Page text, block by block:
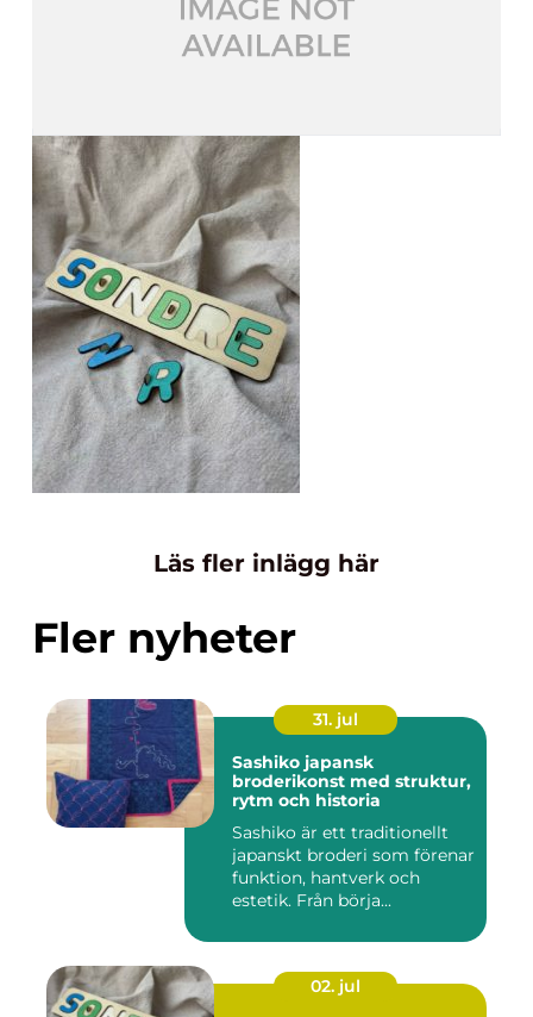
Läs fler inlägg här
Fler nyheter
31. jul
Sashiko japansk
broderikonst med struktur,
rytm och historia
Sashiko är ett traditionellt
japanskt broderi som förenar
funktion, hantverk och
estetik. Från börja...
02. jul